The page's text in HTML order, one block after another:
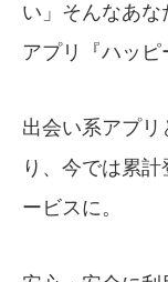
い」そんなあ
アプリ『ハッピ
出会い系アプ
り、今では累
ービスに。